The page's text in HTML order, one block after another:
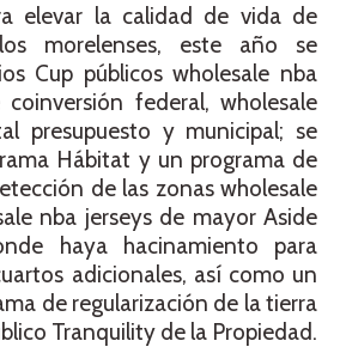
elevar la calidad de vida de
morelenses, este año se
Cup públicos wholesale nba
federal, wholesale
presupuesto y municipal; se
Hábitat y un programa de
de las zonas wholesale
nba jerseys de mayor Aside
haya hacinamiento para
adicionales, así como un
de regularización de la tierra
Tranquility de la Propiedad.